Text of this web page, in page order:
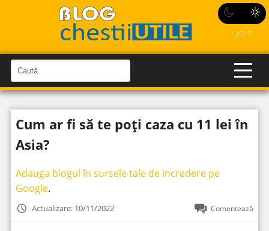
LIGHT
a
u
t
C
a
u
î
n
i
t
Cum ar fi să te poți caza cu 11 lei în
Asia?
Adauga blogul în sursele tale de incredere pe
Google.
Actualizare: 10/11/2022 Comentează